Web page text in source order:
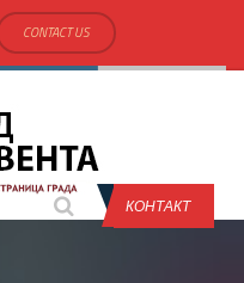
CONTACT US
КОНТАКТ